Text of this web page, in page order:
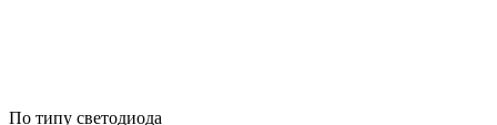
По типу светодиода